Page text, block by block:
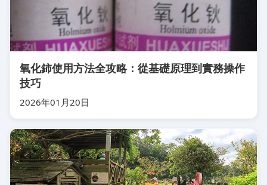
氧化鈰使用方法全攻略：從基礎原理到實務操作
技巧
2026年01月20日